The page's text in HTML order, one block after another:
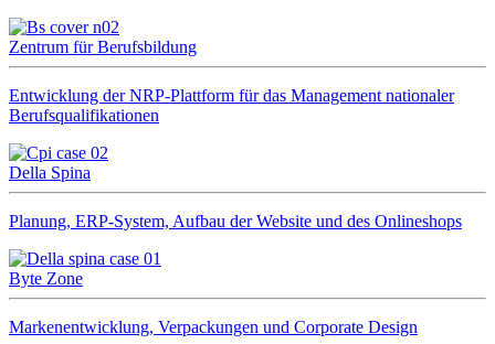
Zentrum für Berufsbildung
Entwicklung der NRP-Plattform für das Management nationaler
Berufsqualifikationen
Della Spina
Planung, ERP-System, Aufbau der Website und des Onlineshops
Byte Zone
Markenentwicklung, Verpackungen und Corporate Design